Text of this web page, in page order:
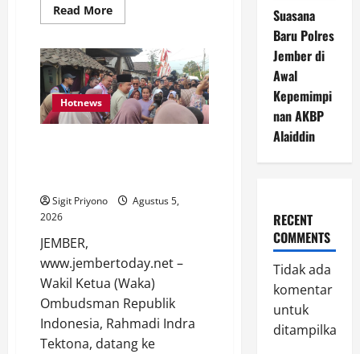
Read MoreRead
more
Jumantoro
Terpilih
Jadi
Ketua
DPC
Projo
Jember
Hotnews
Sigit Priyono
Agustus 5,
2026
JEMBER,
www.jembertoday.net –
Wakil Ketua (Waka)
Ombudsman Republik
Indonesia, Rahmadi Indra
Tektona, datang ke
Suasana
Baru Polres
Jember di
Awal
Kepemimpi
nan AKBP
Alaiddin
RECENT
COMMENTS
Tidak ada
komentar
untuk
ditampilkan.